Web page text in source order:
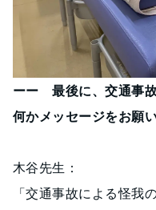
ーー 最後に、交通事故
何かメッセージをお願い
木谷先生：
「交通事故による怪我